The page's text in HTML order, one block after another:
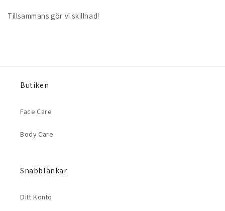
Tillsammans gör vi skillnad!
Butiken
Face Care
Body Care
Snabblänkar
Ditt Konto